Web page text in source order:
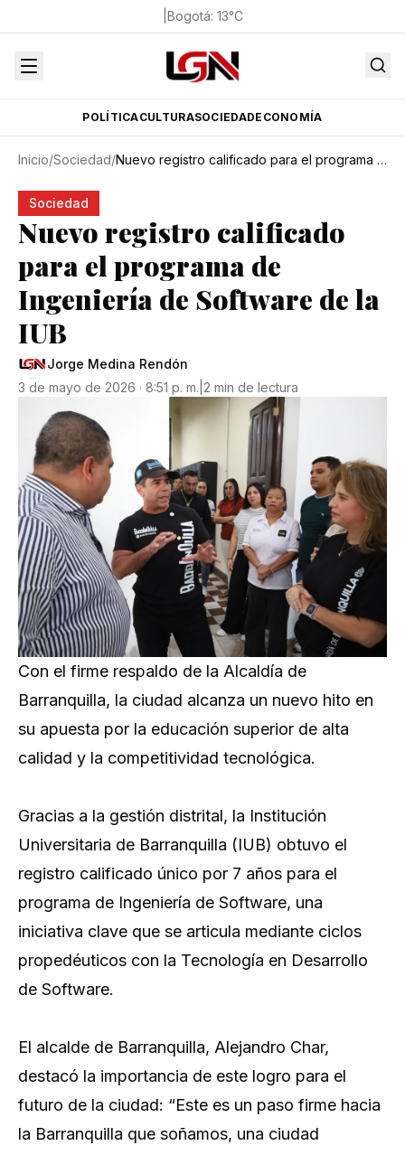
Bogotá: 13°C
POLÍTICACULTURASOCIEDADECONOMÍA
Inicio/Sociedad/ Nuevo registro calificado para el programa de Ingeniería de Software de la IUB
Sociedad
Nuevo registro calificado
para el programa de
Ingeniería de Software de la
IUB
Jorge Medina Rendón
3 de mayo de 2026 · 8:51 p. m. 2 min de lectura
Con el firme respaldo de la Alcaldía de
Barranquilla, la ciudad alcanza un nuevo hito en
su apuesta por la educación superior de alta
calidad y la competitividad tecnológica.
Gracias a la gestión distrital, la Institución
Universitaria de Barranquilla (IUB) obtuvo el
registro calificado único por 7 años para el
programa de Ingeniería de Software, una
iniciativa clave que se articula mediante ciclos
propedéuticos con la Tecnología en Desarrollo
de Software.
El alcalde de Barranquilla, Alejandro Char,
destacó la importancia de este logro para el
futuro de la ciudad: “Este es un paso firme hacia
la Barranquilla que soñamos, una ciudad